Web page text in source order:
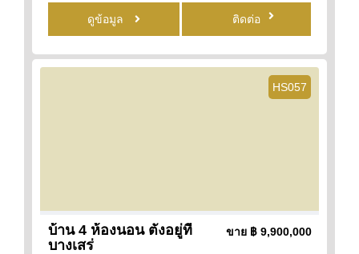
ดูข้อมูล ติดต่อ
HS057
บ้าน 4 ห้องนอน ตั้งอยู่ที่
บางเสร่
ขาย ฿ 9,900,000